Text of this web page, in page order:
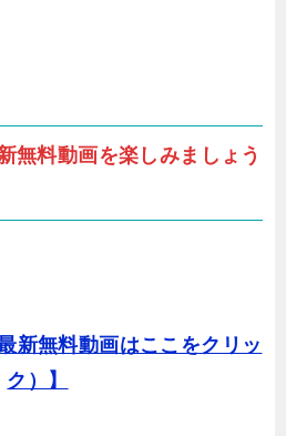
無料動画を楽しみましょう
新無料動画はここをクリッ
ク）】